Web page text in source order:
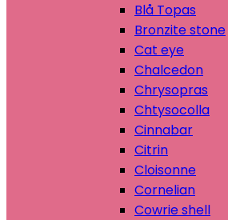
Blå Topas
Bronzite stone
Cat eye
Chalcedon
Chrysopras
Chtysocolla
Cinnabar
Citrin
Cloisonne
Cornelian
Cowrie shell